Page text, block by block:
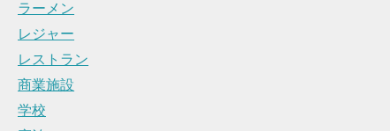
ラーメン
レジャー
レストラン
商業施設
学校